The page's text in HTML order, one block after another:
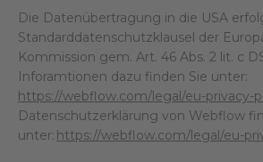
Die Datenübertragung in die USA
Standarddatenschutzklausel der
Kommission gem. Art. 46 Abs. 2 lit. c
Inforamtionen dazu finden Sie unter:
https://webflow.com/legal/eu-privacy-
Datenschutzerklärung von Webflow
unter: https://webflow.com/legal/eu-